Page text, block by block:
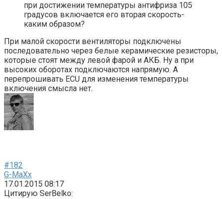
при достижении температуры антифриза 105
градусов включается его вторая скорость-
каким образом?
При малой скорости вентиляторы подключены
последовательно через белые керамические резисторы,
которые стоят между левой фарой и АКБ. Ну а при
высоких оборотах подключаются напрямую. А
перепрошивать ECU для изменения температуры
включения смысла нет.
#182
G-MaXx
17.01.2015 08:17
Цитирую SerBelko: